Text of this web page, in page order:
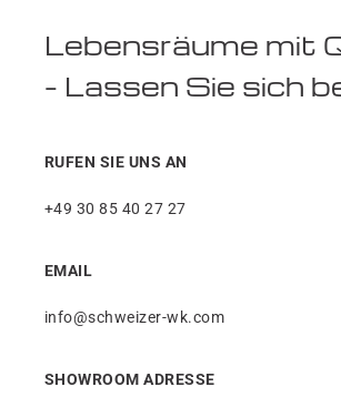
Lebensräume mit
– Lassen Sie sich
RUFEN SIE UNS AN
+49 30 85 40 27 27
EMAIL
info@schweizer-wk.com
SHOWROOM ADRESSE